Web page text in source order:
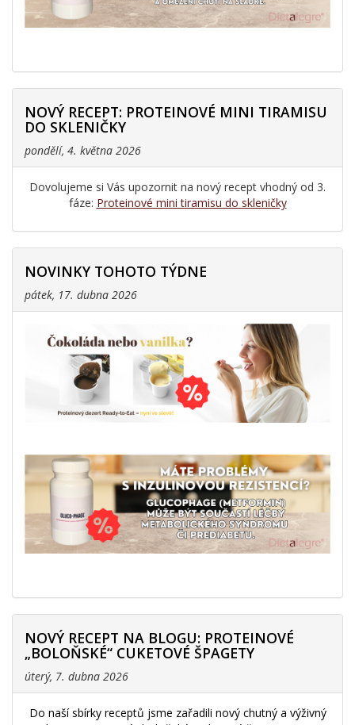
NOVÝ RECEPT: PROTEINOVÉ MINI TIRAMISU
DO SKLENIČKY
pondělí, 4. května 2026
Dovolujeme si Vás upozornit na nový recept vhodný od 3.
fáze: Proteinové mini tiramisu do skleničky
NOVINKY TOHOTO TÝDNE
pátek, 17. dubna 2026
NOVÝ RECEPT NA BLOGU: PROTEINOVÉ
„BOLOŇSKÉ“ CUKETOVÉ ŠPAGETY
úterý, 7. dubna 2026
Do naší sbírky receptů jsme zařadili nový chutný a výživný